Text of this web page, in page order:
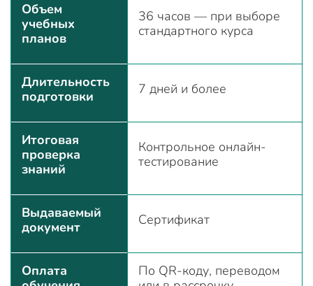
Объем
учебных
планов
36 часов — при выборе
стандартного курса
Длительность
подготовки
7 дней и более
Итоговая
проверка
знаний
Контрольное онлайн-
тестирование
Выдаваемый
документ
Сертификат
Оплата
По QR-коду, переводом